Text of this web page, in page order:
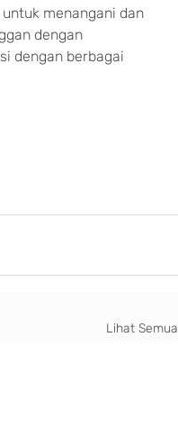
menangani dan
dengan
dengan berbagai
Lihat Semua